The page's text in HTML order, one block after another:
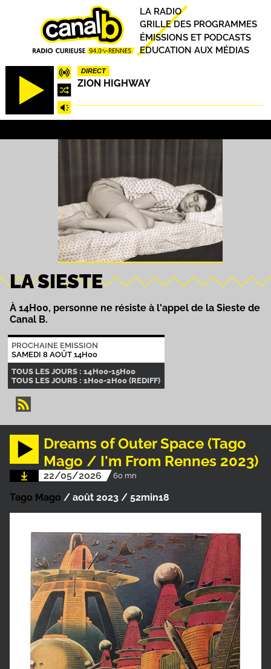
DIRECT
ZION HIGHWAY
Principal
LA RADIO
GRILLE DES PROGRAMMES
ÉMISSIONS ET PODCASTS
EDUCATION AUX MÉDIAS
LA SIESTE
À 14H00, personne ne résiste à l'appel de la Sieste de
Canal B.
PROCHAINE EMISSION
SAMEDI 8 AOÛT 14H00
TOUS LES JOURS : 14H00-15H00
TOUS LES JOURS : 1H00-2H00 (REDIFF)
Dreams of Outer Space (Tago
Mago / I'm From Rennes 2023)
22/05/2026 60 mn
Tago Mago / août 2023 / 52min18